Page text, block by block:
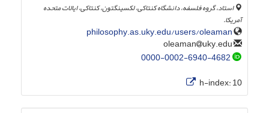
استاد، گروه فلسفه، دانشگاه کنتاکی، لکسینگتون، کنتاکی، ایالات متحده
آمریکا.
philosophy.as.uky.edu/users/oleaman
uky.edu
0000-0002-6940-4682
h-index:10